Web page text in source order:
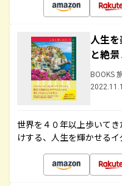
人生
と絶
BOOKS
世界を４０年以上歩いて
けする、人生を輝かせる